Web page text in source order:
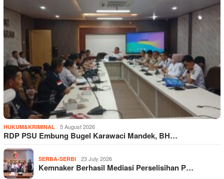
HUKUM&KRIMINAL 5 August 2026
RDP PSU Embung Bugel Karawaci Mandek, BH…
SERBA-SERBI 23 July 2026
Kemnaker Berhasil Mediasi Perselisihan P…